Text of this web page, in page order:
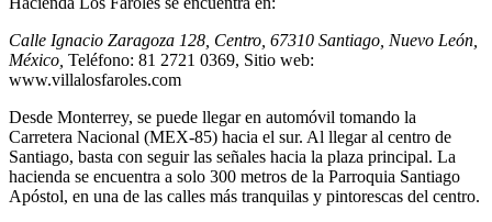
Calle Ignacio Zaragoza 128, Centro, 67310 Santiago, Nuevo León,
México, Teléfono: 81 2721 0369, Sitio web:
www.villalosfaroles.com
Desde Monterrey, se puede llegar en automóvil tomando la
Carretera Nacional (MEX-85) hacia el sur. Al llegar al centro de
Santiago, basta con seguir las señales hacia la plaza principal. La
hacienda se encuentra a solo 300 metros de la Parroquia Santiago
Apóstol, en una de las calles más tranquilas y pintorescas del centro.